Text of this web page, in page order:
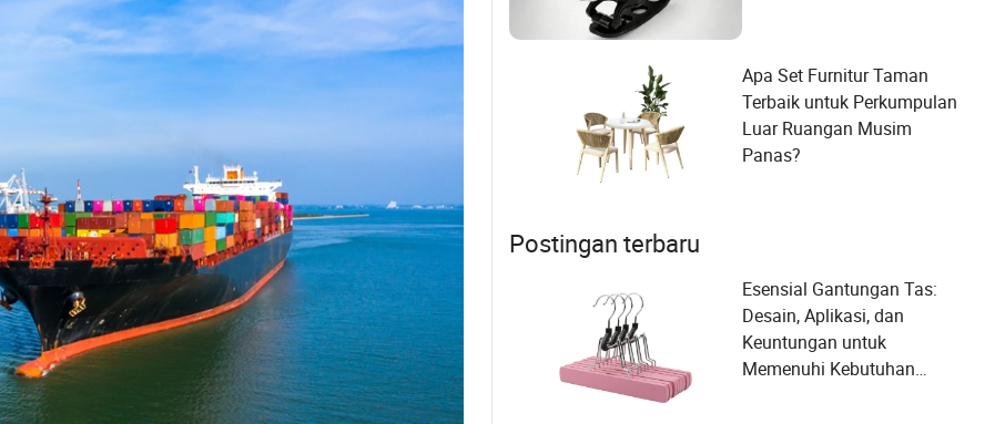
Apa Set Furnitur Taman
Terbaik untuk Perkumpulan
Luar Ruangan Musim
Panas?
Postingan terbaru
Esensial Gantungan Tas:
Desain, Aplikasi, dan
Keuntungan untuk
Memenuhi Kebutuhan